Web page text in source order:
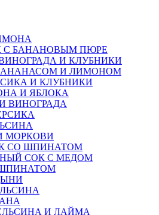
С БАНАНОВЫМ ПЮРЕ
И КЛУБНИКИ
И ЛИМОНОМ
И КЛУБНИКИ
И ЯБЛОКА
ВИНОГРАДА
МОРКОВИ
СО ШПИНАТОМ
СОК С МЕДОМ
И ЛАЙМА